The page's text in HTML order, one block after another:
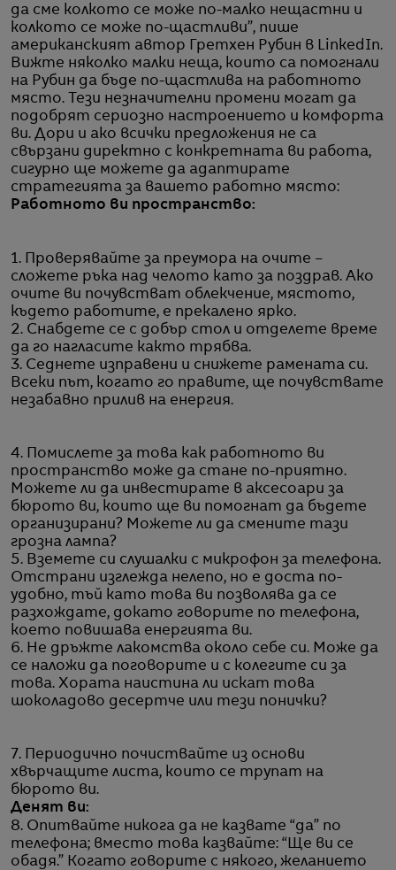
да сме колкото се може по-малко нещастни и
колкото се може по-щастливи”, пише
американският автор Гретхен Рубин в LinkedIn.
Вижте няколко малки неща, които са помогнали
на Рубин да бъде по-щастлива на работното
място. Тези незначителни промени могат да
подобрят сериозно настроението и комфорта
ви. Дори и ако всички предложения не са
свързани директно с конкретната ви работа,
сигурно ще можете да адаптирате
стратегията за вашето работно място:
Работното ви пространство:
1. Проверявайте за преумора на очите –
сложете ръка над челото като за поздрав. Ако
очите ви почувстват облекчение, мястото,
където работите, е прекалено ярко.
2. Снабдете се с добър стол и отделете време
да го нагласите както трябва.
3. Седнете изправени и снижете рамената си.
Всеки път, когато го правите, ще почувствате
незабавно прилив на енергия.
4. Помислете за това как работното ви
пространство може да стане по-приятно.
Можете ли да инвестирате в аксесоари за
бюрото ви, които ще ви помогнат да бъдете
организирани? Можете ли да смените тази
грозна лампа?
5. Вземете си слушалки с микрофон за телефона.
Отстрани изглежда нелепо, но е доста по-
удобно, тъй като това ви позволява да се
разхождате, докато говорите по телефона,
което повишава енергията ви.
6. Не дръжте лакомства около себе си. Може да
се наложи да поговорите и с колегите си за
това. Хората наистина ли искат това
шоколадово десертче или тези понички?
7. Периодично почиствайте из основи
хвърчащите листа, които се трупат на
бюрото ви.
Денят ви:
8. Опитвайте никога да не казвате “да” по
телефона; вместо това казвайте: “Ще ви се
обадя.” Когато говорите с някого, желанието